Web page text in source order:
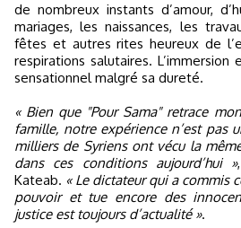
de nombreux instants d’amour,
mariages, les naissances, les
fêtes et autres rites heureux de
respirations salutaires.
sensationnel malgré sa dureté.
« Bien que "Pour Sama" retrace
famille, notre expérience n’est pas
milliers de Syriens ont vécu la
dans ces conditions aujourd’hui »
Kateab. « Le dictateur qui a commis
pouvoir et tue encore des
justice est toujours d’actualité ».